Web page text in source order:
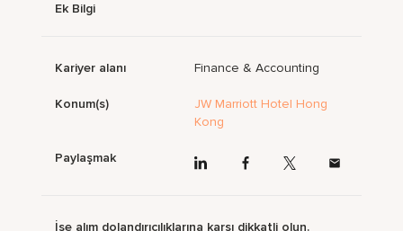
Ek Bilgi
Kariyer alanı Finance & Accounting
Konum(s)
JW Marriott Hotel Hong
Kong
Paylaşmak
İşe alım dolandırıcılıklarına karşı dikkatli olun.